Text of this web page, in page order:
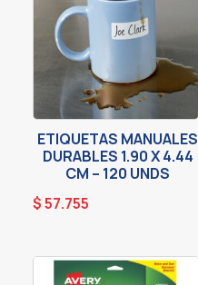
ETIQUETAS MANUALES
DURABLES 1.90 X 4.44
CM – 120 UNDS
$57.755